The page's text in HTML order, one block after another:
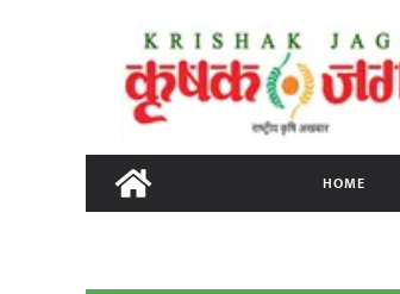
content
HOME